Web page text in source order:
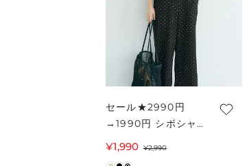
セール★2990円
→1990円 シボシャ
ーリングVネックオ
ールインワン レディ
¥1,990 セ
通
¥2,990